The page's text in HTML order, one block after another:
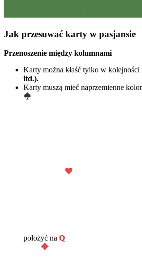
Jak przesuwać karty w pasjansie
Przenoszenie między kolumnami
Karty można kłaść tylko w kolejności
itd.).
Karty muszą mieć naprzemienne
położyć na Q